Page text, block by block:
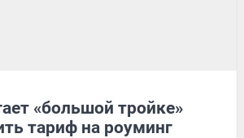
«большой тройке»
тариф на роуминг